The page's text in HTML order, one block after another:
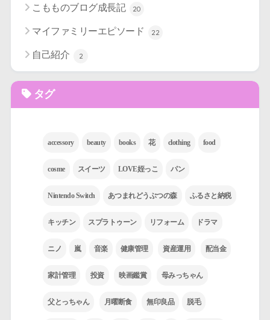
こもものブログ成長記 20
マイファミリーエピソード 22
自己紹介 2
タグ
accessory beauty books 花 clothing food
cosme スイーツ LOVE姪っこ パン
Nintendo Switch あつまれどうぶつの森 ふるさと納税
キッチン スプラトゥーン リフォーム ドラマ
ニノ 嵐 音楽 健康管理 資産運用 配当金
家計管理 投資 映画鑑賞 母みっちゃん
父とっちゃん 月曜断食 無印良品 脱毛